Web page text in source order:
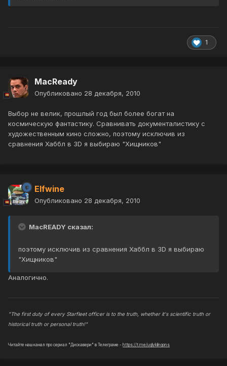
1
MacReady
Опубликовано 28 декабря, 2010
Выбор не велик, прошлый год был более богат на
космическую фантастику. Сравнивать документалистику с
художественным кино сложно, поэтому исключив из
сравнения Хаббл в 3D я выбираю "Хищников"
Elfwine
Опубликовано 28 декабря, 2010
MacREADY сказал:
поэтому исключив из сравнения Хаббл в 3D я выбираю
"Хищников"
Аналогично.
"The first duty of every Starfleet officer is to the truth, whether it's scientific truth or
historical truth or personal truth!"
Читайте наш канал про сериал "Дискавери" в Телеграме - https://t.me/uglyklingons